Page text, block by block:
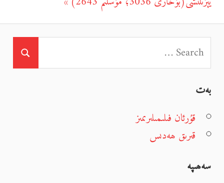
Post:
بەت
قۇرئان فىلىمىلىرىمىز
قىرىق ھەدىس
سەھىپە